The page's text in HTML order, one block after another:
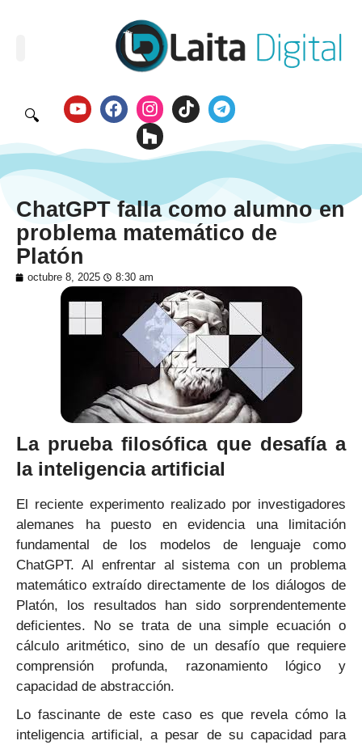
🔍
ChatGPT falla como alumno en
problema matemático de
Platón
octubre 8, 2025 8:30 am
La prueba filosófica que desafía a
la inteligencia artificial
El reciente experimento realizado por investigadores
alemanes ha puesto en evidencia una limitación
fundamental de los modelos de lenguaje como
ChatGPT. Al enfrentar al sistema con un problema
matemático extraído directamente de los diálogos de
Platón, los resultados han sido sorprendentemente
deficientes. No se trata de una simple ecuación o
cálculo aritmético, sino de un desafío que requiere
comprensión profunda, razonamiento lógico y
capacidad de abstracción.
Lo fascinante de este caso es que revela cómo la
inteligencia artificial, a pesar de su capacidad para